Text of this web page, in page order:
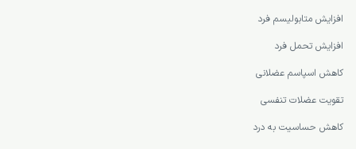
افزایش متابولیسم فرد
افزایش تحمل فرد
کاهش اسپاسم عضلانی
تقویت عضلات تنفسی
کاهش حساسیت‌ به درد